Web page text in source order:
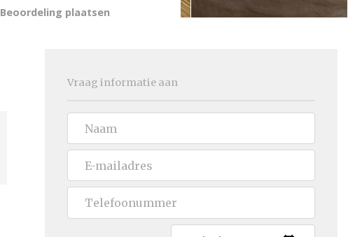
Beoordeling plaatsen
Vraag informatie aan